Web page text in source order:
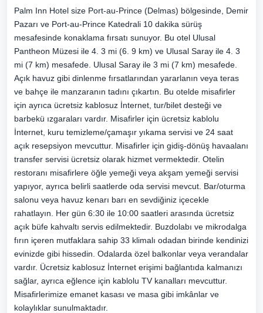
Palm Inn Hotel size Port-au-Prince (Delmas) bölgesinde, Demir
Pazarı ve Port-au-Prince Katedrali 10 dakika sürüş
mesafesinde konaklama fırsatı sunuyor. Bu otel Ulusal
Pantheon Müzesi ile 4. 3 mi (6. 9 km) ve Ulusal Saray ile 4. 3
mi (7 km) mesafede. Ulusal Saray ile 3 mi (7 km) mesafede.
Açık havuz gibi dinlenme fırsatlarından yararlanın veya teras
ve bahçe ile manzaranın tadını çıkartın. Bu otelde misafirler
için ayrıca ücretsiz kablosuz İnternet, tur/bilet desteği ve
barbekü ızgaraları vardır. Misafirler için ücretsiz kablolu
İnternet, kuru temizleme/çamaşır yıkama servisi ve 24 saat
açık resepsiyon mevcuttur. Misafirler için gidiş-dönüş havaalanı
transfer servisi ücretsiz olarak hizmet vermektedir. Otelin
restoranı misafirlere öğle yemeği veya akşam yemeği servisi
yapıyor, ayrıca belirli saatlerde oda servisi mevcut. Bar/oturma
salonu veya havuz kenarı barı en sevdiğiniz içecekle
rahatlayın. Her gün 6:30 ile 10:00 saatleri arasında ücretsiz
açık büfe kahvaltı servis edilmektedir. Buzdolabı ve mikrodalga
fırın içeren mutfaklara sahip 33 klimalı odadan birinde kendinizi
evinizde gibi hissedin. Odalarda özel balkonlar veya verandalar
vardır. Ücretsiz kablosuz İnternet erişimi bağlantıda kalmanızı
sağlar, ayrıca eğlence için kablolu TV kanalları mevcuttur.
Misafirlerimize emanet kasası ve masa gibi imkânlar ve
kolaylıklar sunulmaktadır.